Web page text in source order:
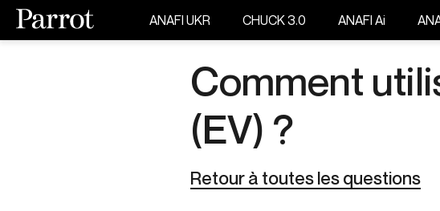
ANAFI UKR CHUCK 3.0 ANAFI Ai
Comment
(EV) ?
Retour à toutes les questions